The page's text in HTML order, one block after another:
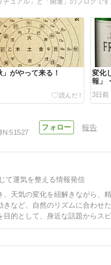
」がやって来る！
変化
報」
3日前
51527
報告
て運気を整える情報発信
天気の変化を紐解きながら、
など、自然のリズムに合わせ
的として、身近な話題からス